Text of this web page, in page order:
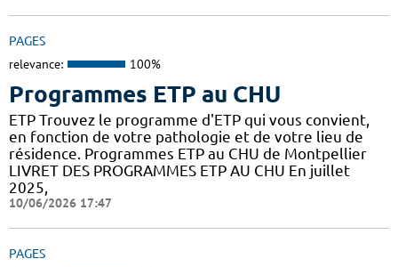
PAGES
relevance: 100%
Programmes ETP au CHU
ETP Trouvez le programme d'ETP qui vous convient,
en fonction de votre pathologie et de votre lieu de
résidence. Programmes ETP au CHU de Montpellier
LIVRET DES PROGRAMMES ETP AU CHU En juillet
2025,
10/06/2026 17:47
PAGES